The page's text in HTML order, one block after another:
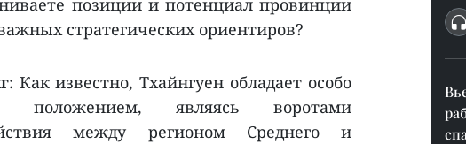
позиции и потенциал провинции
стратегических ориентиров?
: Как известно, Тхайнгуен обладает особо
положением, являясь воротами
между регионом Среднего и